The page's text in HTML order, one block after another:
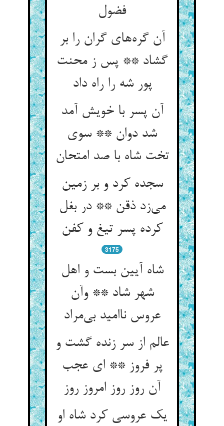
فضول
آن گره‌های گران را بر
گشاد ** پس ز محنت
پور شه را راه داد
آن پسر با خویش آمد
شد دوان ** سوی
تخت شاه با صد امتحان
سجده کرد و بر زمین
می‌زد ذقن ** در بغل
کرده پسر تیغ و کفن
3175
شاه آیین بست و اهل
شهر شاد ** وآن
عروس ناامید بی‌مراد
عالم از سر زنده گشت و
پر فروز ** ای عجب
آن روز روز امروز روز
یک عروسی کرد شاه او